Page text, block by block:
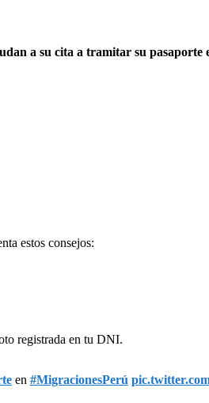
a su cita a tramitar su pasaporte
estos consejos:
registrada en tu DNI.
en #MigracionesPerú